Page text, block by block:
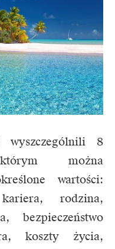
wyszczególnili 8
można
wartości:
rodzina,
bezpieczeństwo
koszty życia,